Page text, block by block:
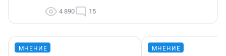
4 890 15
МНЕНИЕ МНЕНИЕ